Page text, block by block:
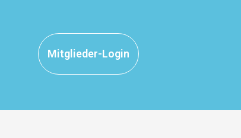
Mitglieder-Login